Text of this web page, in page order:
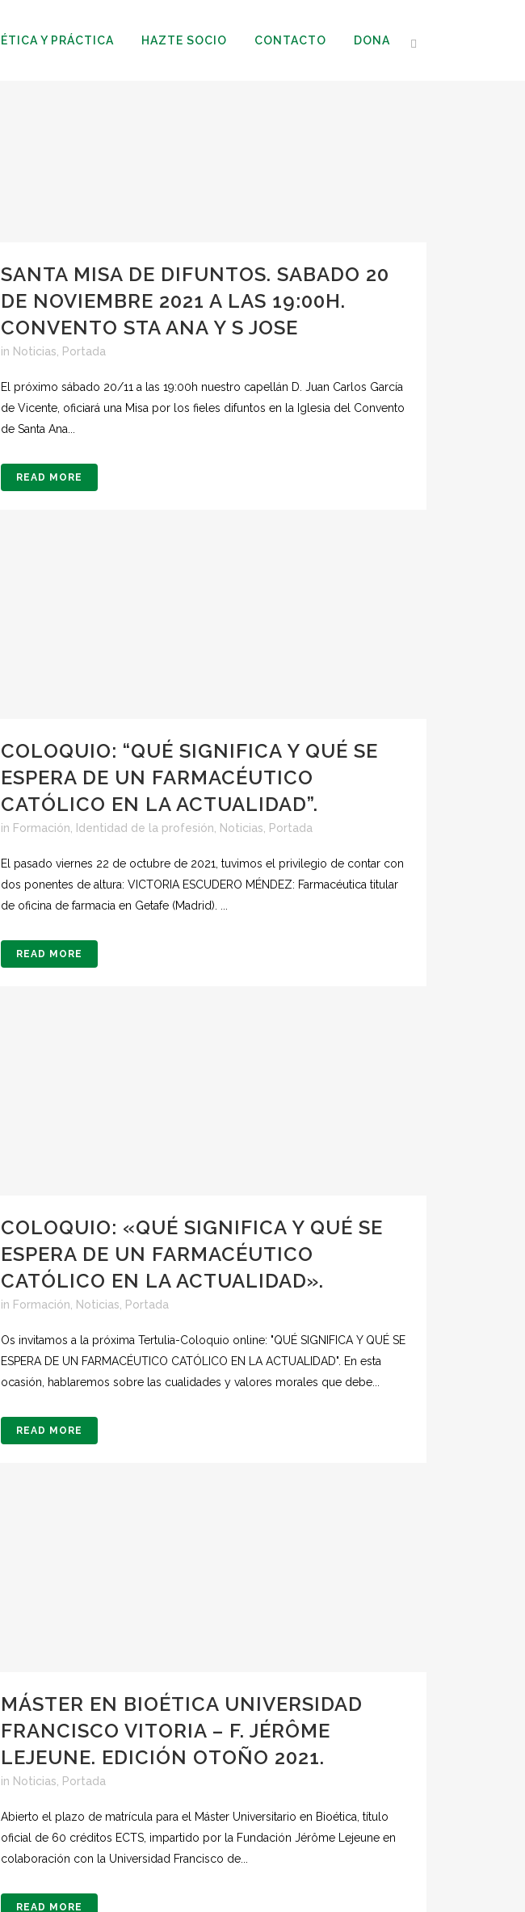
ÉTICA Y PRÁCTICA HAZTE SOCIO CONTACTO DONA
SANTA MISA DE DIFUNTOS. SABADO 20
DE NOVIEMBRE 2021 A LAS 19:00H.
CONVENTO STA ANA Y S JOSE
in Noticias Portada
El próximo sábado 20/11 a las 19:00h nuestro capellán D. Juan Carlos García
de Vicente, oficiará una Misa por los fieles difuntos en la Iglesia del Convento
de Santa Ana...
READ MORE
COLOQUIO: “QUÉ SIGNIFICA Y QUÉ SE
ESPERA DE UN FARMACÉUTICO
CATÓLICO EN LA ACTUALIDAD”.
in Formación Identidad de la profesión Noticias Portada
El pasado viernes 22 de octubre de 2021, tuvimos el privilegio de contar con
dos ponentes de altura: VICTORIA ESCUDERO MÉNDEZ: Farmacéutica titular
de oficina de farmacia en Getafe (Madrid). ...
READ MORE
COLOQUIO: «QUÉ SIGNIFICA Y QUÉ SE
ESPERA DE UN FARMACÉUTICO
CATÓLICO EN LA ACTUALIDAD».
in Formación Noticias Portada
Os invitamos a la próxima Tertulia-Coloquio online: "QUÉ SIGNIFICA Y QUÉ SE
ESPERA DE UN FARMACÉUTICO CATÓLICO EN LA ACTUALIDAD". En esta
ocasión, hablaremos sobre las cualidades y valores morales que debe...
READ MORE
MÁSTER EN BIOÉTICA UNIVERSIDAD
FRANCISCO VITORIA – F. JÉRÔME
LEJEUNE. EDICIÓN OTOÑO 2021.
in Noticias Portada
Abierto el plazo de matrícula para el Máster Universitario en Bioética, título
oficial de 60 créditos ECTS, impartido por la Fundación Jérôme Lejeune en
colaboración con la Universidad Francisco de...
READ MORE